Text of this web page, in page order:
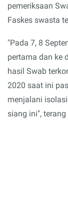
pemeriksaan
Faskes swasta
"Pada 7, 8
pertama dan ke
hasil Swab
2020 saat ini
menjalani
siang ini",